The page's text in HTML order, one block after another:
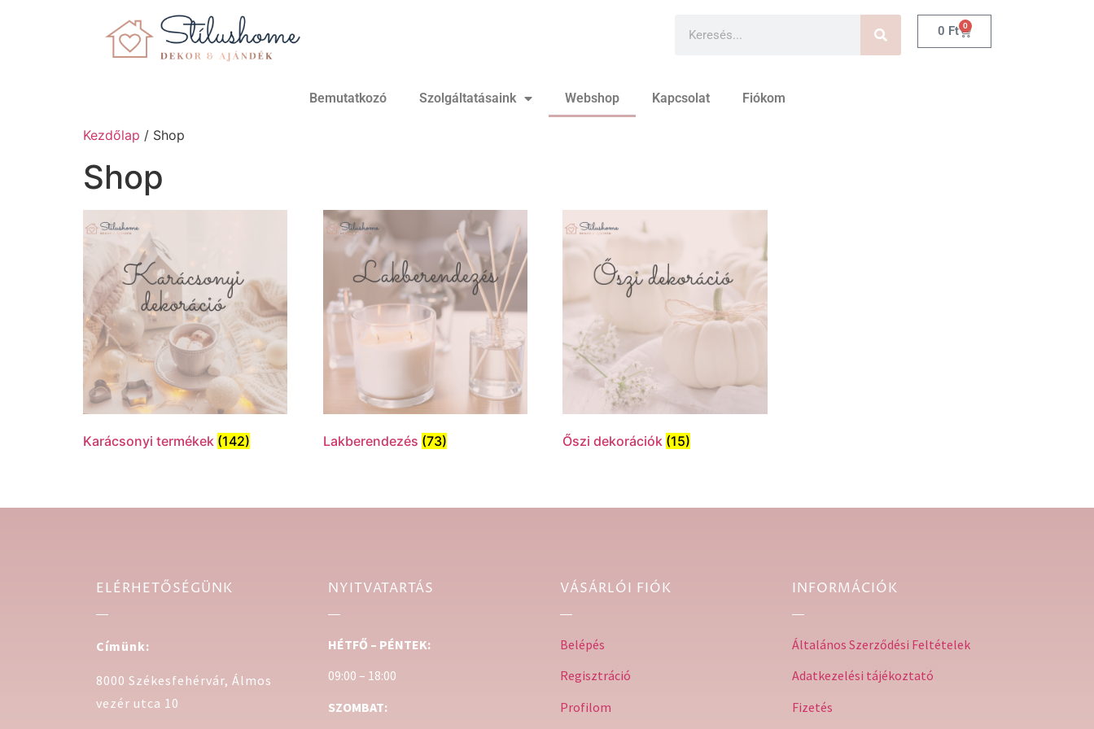
0 Ft 0
Bemutatkozó Szolgáltatásaink Webshop Kapcsolat Fiókom
Kezdőlap / Shop
Shop
Karácsonyi termékek (142) Lakberendezés (73) Őszi dekorációk (15)
ELÉRHETŐSÉGÜNK
Címünk:
8000 Székesfehérvár, Álmos
vezér utca 10
NYITVATARTÁS
HÉTFŐ – PÉNTEK:
09:00 – 18:00
SZOMBAT:
VÁSÁRLÓI FIÓK
Belépés
Regisztráció
Profilom
INFORMÁCIÓK
Általános Szerződési Feltételek
Adatkezelési tájékoztató
Fizetés